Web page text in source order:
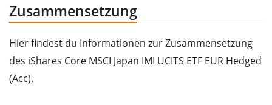
Zusammensetzung
Hier findest du Informationen zur Zusammensetzung
des iShares Core MSCI Japan IMI UCITS ETF EUR Hedged
(Acc).